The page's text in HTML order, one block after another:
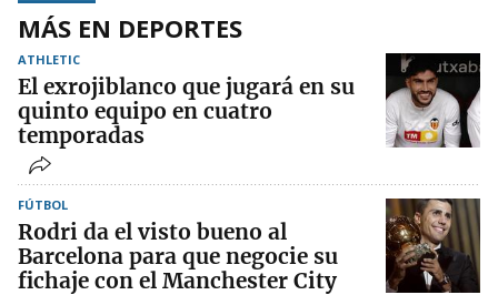
MÁS EN DEPORTES
ATHLETIC
El exrojiblanco que jugará en su
quinto equipo en cuatro
temporadas
FÚTBOL
Rodri da el visto bueno al
Barcelona para que negocie su
fichaje con el Manchester City